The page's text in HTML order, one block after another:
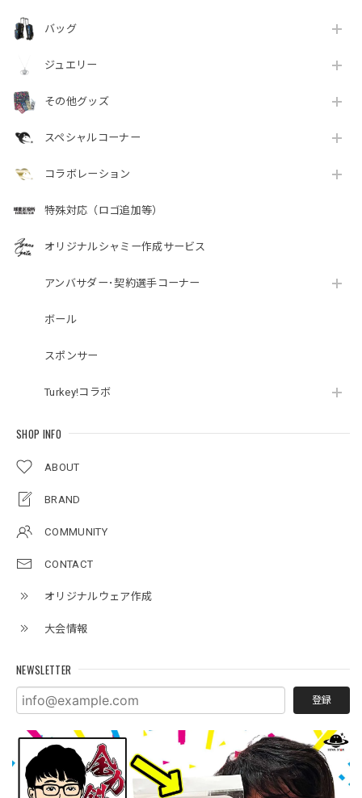
バッグ
ジュエリー
その他グッズ
スペシャルコーナー
コラボレーション
特殊対応（ロゴ追加等）
オリジナルシャミー作成サービス
アンバサダー･契約選手コーナー
ボール
スポンサー
Turkey!コラボ
SHOP INFO
ABOUT
BRAND
COMMUNITY
CONTACT
オリジナルウェア作成
大会情報
NEWSLETTER
登録